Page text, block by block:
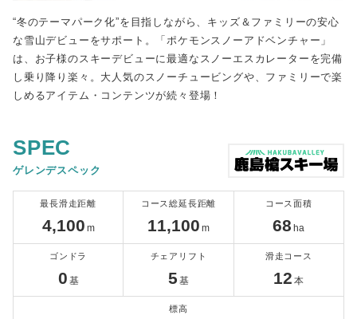
“冬のテーマパーク化”を目指しながら、キッズ＆ファミリーの安心
な雪山デビューをサポート。「ポケモンスノーアドベンチャー」
は、お子様のスキーデビューに最適なスノーエスカレーターを完備
し乗り降り楽々。大人気のスノーチュービングや、ファミリーで楽
しめるアイテム・コンテンツが続々登場！
SPEC
ゲレンデスペック
最長滑走距離
4,100 m
コース総延長距離
11,100 m
コース面積
68 ha
ゴンドラ
0 基
チェアリフト
5 基
滑走コース
12 本
標高